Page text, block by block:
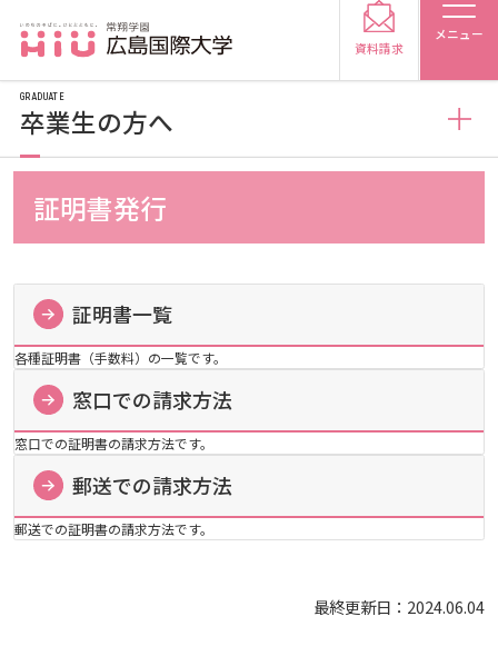
メニュー
受験生の保護者の方
在学生の方 卒業生の方
保護者の方
大学紹介
資料請求
証明書発行
証明書一覧
各種証明書（手数料）の一覧です。
窓口での請求方法
窓口での証明書の請求方法です。
郵送での請求方法
郵送での証明書の請求方法です。
最終更新日：2024.06.04
GRADUATE
卒業生の方へ
卒業生の方へ
証明書一覧
窓口での請求方法
郵送での請求方法
施設利用
図書館の利用
福利厚生施設の利用
広島国際大学校友会
卒業生サポーターのご案内
保健師・看護師・助産師国家試験を受験される卒